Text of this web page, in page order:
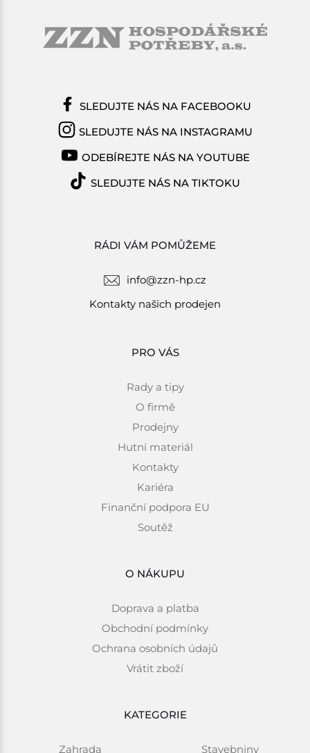
RÁDI VÁM POMŮŽEME
info@zzn-hp.cz
Kontakty našich prodejen
PRO VÁS
Rady a tipy
O firmě
Prodejny
Hutní materiál
Kontakty
Kariéra
Finanční podpora EU
Soutěž
O NÁKUPU
Doprava a platba
Obchodní podmínky
Ochrana osobních údajů
Vrátit zboží
KATEGORIE
Zahrada Stavebniny
SLEDUJTE NÁS NA FACEBOOKU
SLEDUJTE NÁS NA INSTAGRAMU
ODEBÍREJTE NÁS NA YOUTUBE
SLEDUJTE NÁS NA TIKTOKU